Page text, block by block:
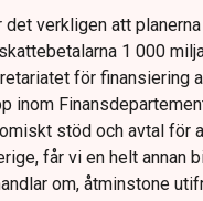
det verkligen att
1 000
för finansiering
inom
stöd och avtal för
får vi en helt annan
om, åtminstone